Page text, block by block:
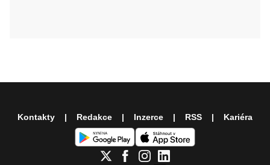
Kontakty Redakce Inzerce RSS Kariéra